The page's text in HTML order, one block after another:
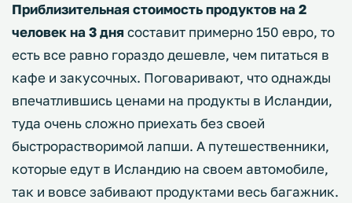
Приблизительная стоимость продуктов на 2
человек на 3 дня составит примерно 150 евро, то
есть все равно гораздо дешевле, чем питаться в
кафе и закусочных. Поговаривают, что однажды
впечатлившись ценами на продукты в Исландии,
туда очень сложно приехать без своей
быстрорастворимой лапши. А путешественники,
которые едут в Исландию на своем автомобиле,
так и вовсе забивают продуктами весь багажник.